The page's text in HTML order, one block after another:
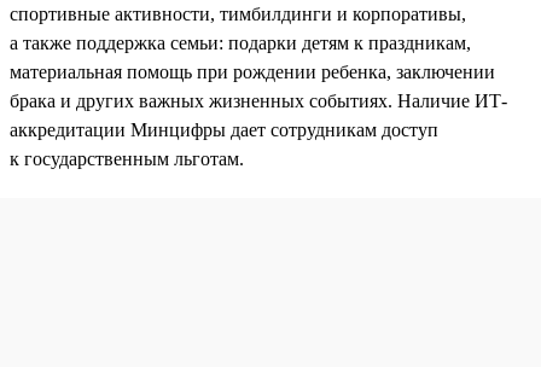
спортивные активности, тимбилдинги и корпоративы,
а также поддержка семьи: подарки детям к праздникам,
материальная помощь при рождении ребенка, заключении
брака и других важных жизненных событиях. Наличие ИТ-
аккредитации Минцифры дает сотрудникам доступ
к государственным льготам.